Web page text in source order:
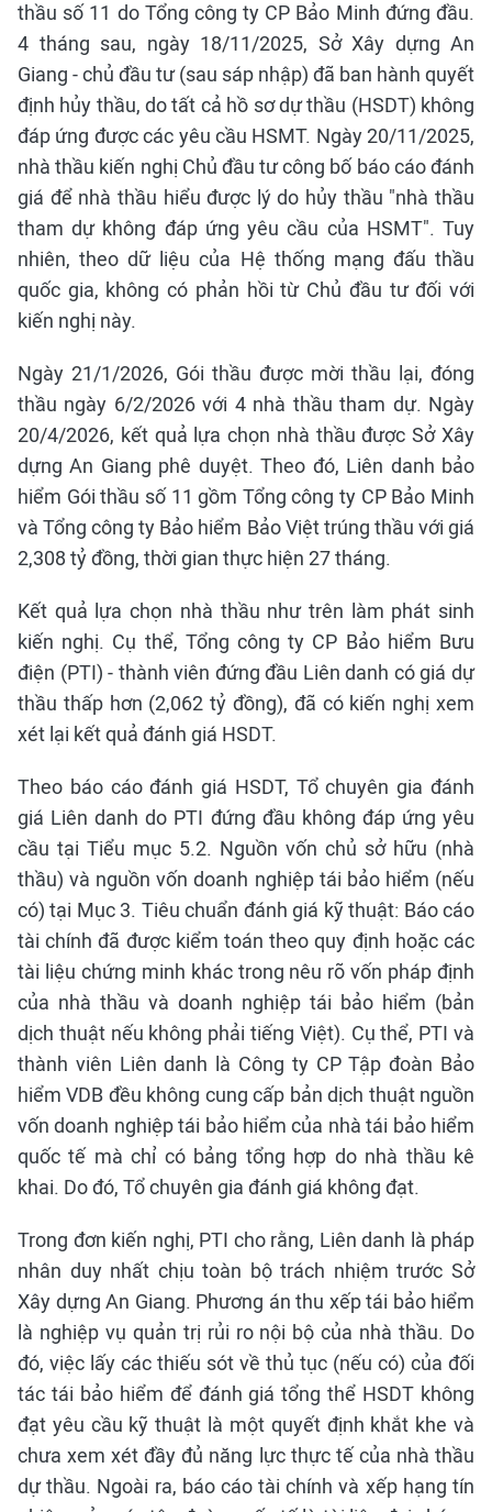
thầu số 11 do Tổng công ty CP Bảo Minh đứng đầu.
4 tháng sau, ngày 18/11/2025, Sở Xây dựng An
Giang - chủ đầu tư (sau sáp nhập) đã ban hành quyết
định hủy thầu, do tất cả hồ sơ dự thầu (HSDT) không
đáp ứng được các yêu cầu HSMT. Ngày 20/11/2025,
nhà thầu kiến nghị Chủ đầu tư công bố báo cáo đánh
giá để nhà thầu hiểu được lý do hủy thầu "nhà thầu
tham dự không đáp ứng yêu cầu của HSMT". Tuy
nhiên, theo dữ liệu của Hệ thống mạng đấu thầu
quốc gia, không có phản hồi từ Chủ đầu tư đối với
kiến nghị này.
Ngày 21/1/2026, Gói thầu được mời thầu lại, đóng
thầu ngày 6/2/2026 với 4 nhà thầu tham dự. Ngày
20/4/2026, kết quả lựa chọn nhà thầu được Sở Xây
dựng An Giang phê duyệt. Theo đó, Liên danh bảo
hiểm Gói thầu số 11 gồm Tổng công ty CP Bảo Minh
và Tổng công ty Bảo hiểm Bảo Việt trúng thầu với giá
2,308 tỷ đồng, thời gian thực hiện 27 tháng.
Kết quả lựa chọn nhà thầu như trên làm phát sinh
kiến nghị. Cụ thể, Tổng công ty CP Bảo hiểm Bưu
điện (PTI) - thành viên đứng đầu Liên danh có giá dự
thầu thấp hơn (2,062 tỷ đồng), đã có kiến nghị xem
xét lại kết quả đánh giá HSDT.
Theo báo cáo đánh giá HSDT, Tổ chuyên gia đánh
giá Liên danh do PTI đứng đầu không đáp ứng yêu
cầu tại Tiểu mục 5.2. Nguồn vốn chủ sở hữu (nhà
thầu) và nguồn vốn doanh nghiệp tái bảo hiểm (nếu
có) tại Mục 3. Tiêu chuẩn đánh giá kỹ thuật: Báo cáo
tài chính đã được kiểm toán theo quy định hoặc các
tài liệu chứng minh khác trong nêu rõ vốn pháp định
của nhà thầu và doanh nghiệp tái bảo hiểm (bản
dịch thuật nếu không phải tiếng Việt). Cụ thể, PTI và
thành viên Liên danh là Công ty CP Tập đoàn Bảo
hiểm VDB đều không cung cấp bản dịch thuật nguồn
vốn doanh nghiệp tái bảo hiểm của nhà tái bảo hiểm
quốc tế mà chỉ có bảng tổng hợp do nhà thầu kê
khai. Do đó, Tổ chuyên gia đánh giá không đạt.
Trong đơn kiến nghị, PTI cho rằng, Liên danh là pháp
nhân duy nhất chịu toàn bộ trách nhiệm trước Sở
Xây dựng An Giang. Phương án thu xếp tái bảo hiểm
là nghiệp vụ quản trị rủi ro nội bộ của nhà thầu. Do
đó, việc lấy các thiếu sót về thủ tục (nếu có) của đối
tác tái bảo hiểm để đánh giá tổng thể HSDT không
đạt yêu cầu kỹ thuật là một quyết định khắt khe và
chưa xem xét đầy đủ năng lực thực tế của nhà thầu
dự thầu. Ngoài ra, báo cáo tài chính và xếp hạng tín